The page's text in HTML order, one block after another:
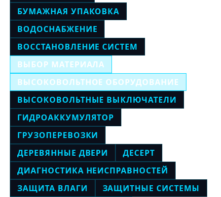
БУМАЖНАЯ УПАКОВКА
ВОДОСНАБЖЕНИЕ
ВОССТАНОВЛЕНИЕ СИСТЕМ
ВЫБОР МАТЕРИАЛА
ВЫСОКОВОЛЬТНОЕ ОБОРУДОВАНИЕ
ВЫСОКОВОЛЬТНЫЕ ВЫКЛЮЧАТЕЛИ
ГИДРОАККУМУЛЯТОР
ГРУЗОПЕРЕВОЗКИ
ДЕРЕВЯННЫЕ ДВЕРИ
ДЕСЕРТ
ДИАГНОСТИКА НЕИСПРАВНОСТЕЙ
ЗАЩИТА ВЛАГИ
ЗАЩИТНЫЕ СИСТЕМЫ